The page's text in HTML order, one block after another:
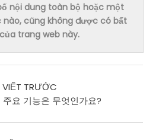
nội dung toàn bộ hoặc một
cũng không được có bất
trang web này.
VIẾT TRƯỚC
요 기능은 무엇인가요?